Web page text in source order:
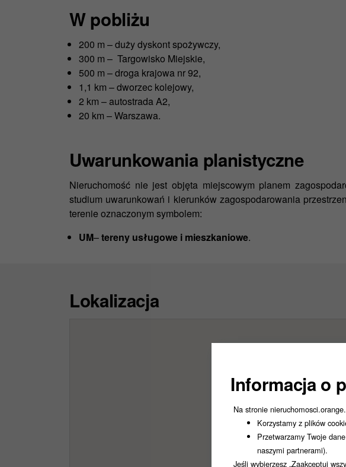
W pobliżu
200 m – duży dyskont spożywczy,
300 m – Targowisko Miejskie,
500 m – droga krajowa nr 92,
1,1 km – dworzec kolejowy,
2 km – autostrada A2,
20 km – Warszawa.
Uwarunkowania planistyczne
Nieruchomość nie jest objęta miejscowym planem
studium uwarunkowań i kierunków zagospodarowania
terenie oznaczonym symbolem:
UM–tereny usługowe i mieszkaniowe.
Lokalizacja
Informacja o
Na stronie
Korzystamy z plików
Przetwarzamy Twoje
naszymi partnerami).
Jeśli wybierzesz „Zaakceptuj